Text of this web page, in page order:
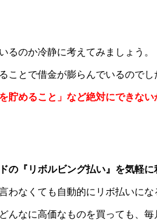
るのか冷静に考えてみましょう。
ことで借金が膨らんでいるので
貯めること」など絶対にできない
の『リボルビング払い』を気軽
わなくても自動的にリボ払いに
んなに高価なものを買っても、